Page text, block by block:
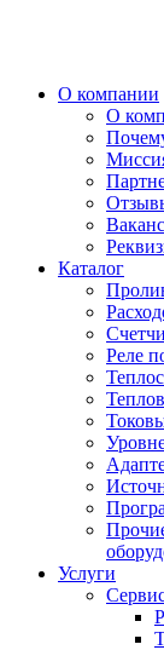
О компании
О
Каталог
Реле
Услуги